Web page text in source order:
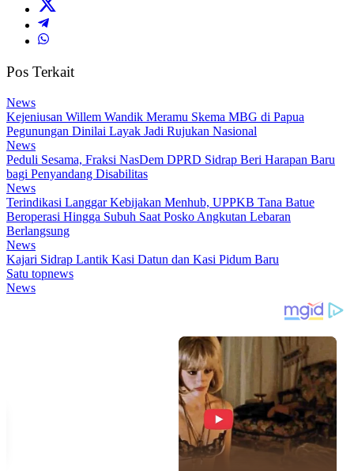
Pos Terkait
News
Kejeniusan Willem Wandik Meramu Skema MBG di Papua
Pegunungan Dinilai Layak Jadi Rujukan Nasional
News
Peduli Sesama, Fraksi NasDem DPRD Sidrap Beri Harapan Baru
bagi Penyandang Disabilitas
News
Terindikasi Langgar Kebijakan Menhub, UPPKB Tana Batue
Beroperasi Hingga Subuh Saat Posko Angkutan Lebaran
Berlangsung
News
Kajari Sidrap Lantik Kasi Datun dan Kasi Pidum Baru
Satu topnews
News